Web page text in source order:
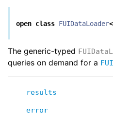
open class FUIDataLoader<
The generic-typed
queries on demand for a
results
error